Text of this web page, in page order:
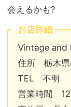
会えるかも?
お店詳細
Vintage and
住所 栃木県
TEL 不明
営業時間